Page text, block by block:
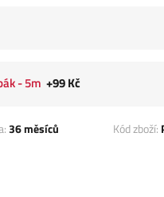
- 5m +99 Kč
36 měsíců Kód zboží: